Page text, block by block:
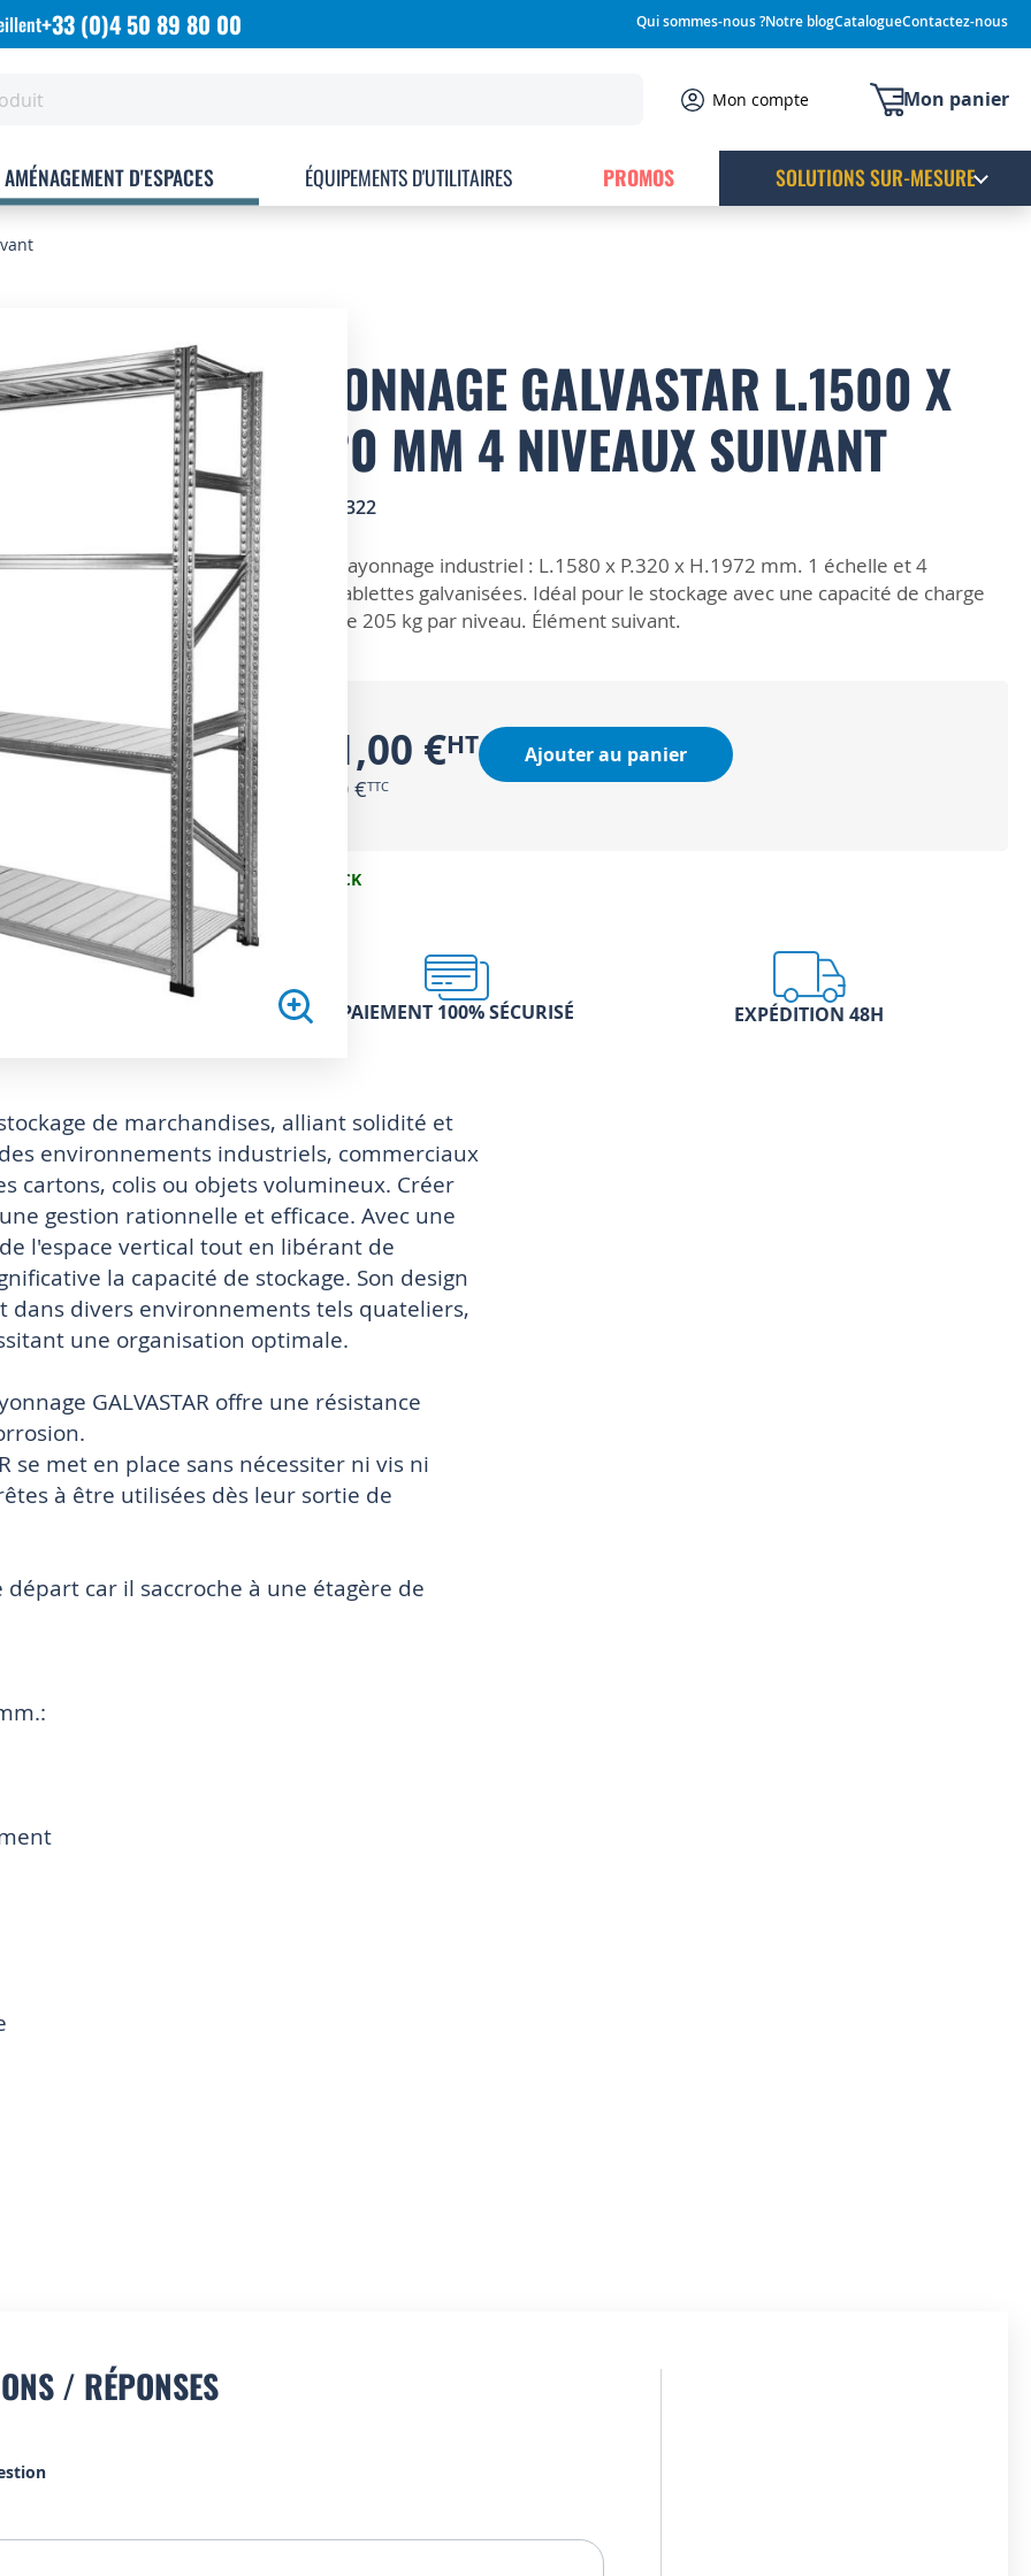
Qui sommes-nous ?Notre blogCatalogueContactez-nous
+33 (0)4 50 89 80 00
Mon panier
Mon compte
AMÉNAGEMENT D'ESPACES ÉQUIPEMENTS D'UTILITAIRES PROMOS SOLUTIONS SUR-MESURE
RAYONNAGE GALVASTAR L.1500 X
P.320 MM 4 NIVEAUX SUIVANT
SKU 1777322
ZOOM SUR
Rayonnage industriel : L.1580 x P.320 x H.1972 mm. 1 échelle et 4
tablettes galvanisées. Idéal pour le stockage avec une capacité de charge
de 205 kg par niveau. Élément suivant.
131,00 €
157,20 €
Ajouter au panier
EN STOCK
PAIEMENT 100% SÉCURISÉ EXPÉDITION 48H
de marchandises, alliant solidité et
environnements industriels, commerciaux
cartons, colis ou objets volumineux. Créer
gestion rationnelle et efficace. Avec une
l'espace vertical tout en libérant de
la capacité de stockage. Son design
divers environnements tels quateliers,
une organisation optimale.
GALVASTAR offre une résistance
se met en place sans nécessiter ni vis ni
à être utilisées dès leur sortie de
car il saccroche à une étagère de
/ RÉPONSES